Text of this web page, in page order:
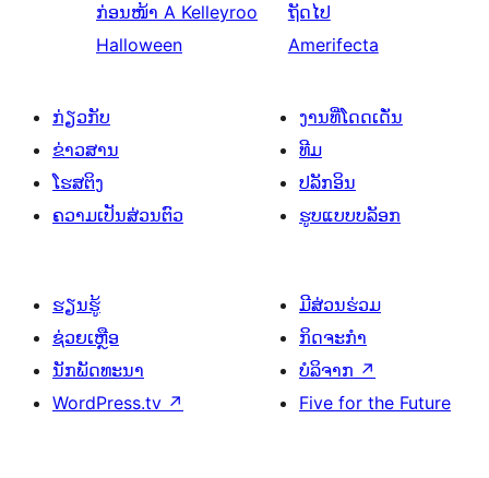
ກ່ອນໜ້າ A Kelleyroo
Halloween
ຖັດໄປ
Amerifecta
ກ່ຽວກັບ
ຂ່າວສານ
ໂຮສຕິງ
ຄວາມເປັນສ່ວນຕົວ
ງານທີ່ໂດດເດັ່ນ
ທີມ
ປລັກອິນ
ຮູບແບບບລັອກ
ຮຽນຮູ້
ຊ່ວຍເຫຼືອ
ນັກພັດທະນາ
WordPress.tv ↗
ມີສ່ວນຮ່ວມ
ກິດຈະກຳ
ບໍລິຈາກ ↗
Five for the Future